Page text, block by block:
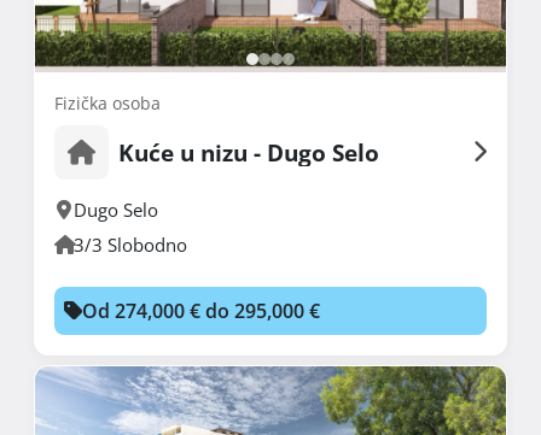
Fizička osoba
Kuće u nizu - Dugo Selo
Dugo Selo
3/3 Slobodno
Od 274,000 € do 295,000 €